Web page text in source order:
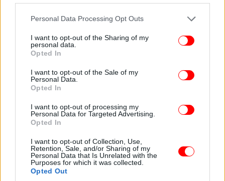
Please note that this website/app uses one or more Google
not limited to your visit or usage behaviour. You may click to
grant or deny consent to Google and its third-party tags to
use your data for below specified purposes in below Google
consent section.
Personal Data Processing Opt Outs
I want to opt-out of the Sharing of my
personal data.
Opted In
I want to opt-out of the Sale of my
Personal Data.
Opted In
I want to opt-out of processing my
Personal Data for Targeted Advertising.
Opted In
I want to opt-out of Collection, Use,
Retention, Sale, and/or Sharing of my
Personal Data that Is Unrelated with the
Purposes for which it was collected.
Opted Out
Οι επιστήμονες έχουν τοποθετηθεί, μας έχουν πει
την άποψή τους για το ποιο μπορεί να είναι
πει αυτά, τα έχουν εξηγήσει με απλό τρόπο και
ευχόμαστε ότι αυτή η ακολουθία θα εκτονωθεί
Σε κάθε περίπτωση, και διορθώστε με και πάλι, οι
επιστήμονες μας λένε ότι δεν υπάρχει κάποιο
σενάριο να γίνει κάτι αντίστοιχο με αυτό το οποίο
έγινε, ας πούμε, το 1956 στην Αμοργό. Πάλι,
μεταφέρω με πολύ μεγάλη προσοχή αυτά τα οποία
μας λένε οι επιστήμονες.